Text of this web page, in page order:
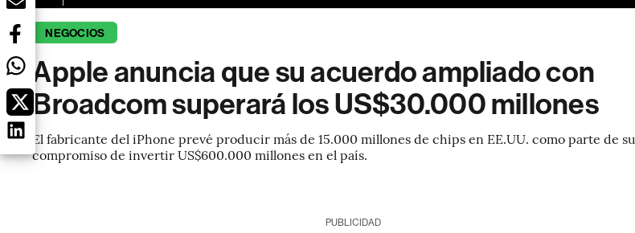
NEGOCIOS
Apple anuncia que su acuerdo ampliado con
Broadcom superará los US$30.000 millones
El fabricante del iPhone prevé producir más de 15.000 millones de chips en EE.UU. como parte de su
compromiso de invertir US$600.000 millones en el país.
PUBLICIDAD